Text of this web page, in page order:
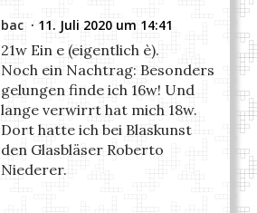
bac 11. Juli 2020 um 14:41
21w Ein e (eigentlich è).
Noch ein Nachtrag: Besonders
gelungen finde ich 16w! Und
lange verwirrt hat mich 18w.
Dort hatte ich bei Blaskunst
den Glasbläser Roberto
Niederer.